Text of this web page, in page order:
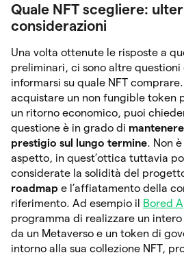
Quale NFT scegliere:
considerazioni
Una volta ottenute le risposte a
preliminari, ci sono altre
informarsi su quale NFT
acquistare un non fungible token
un ritorno economico, puoi
questione è in grado di
prestigio sul lungo termine. Non
aspetto, in quest’ottica tuttavia
considerate la solidità del
roadmap e l’affiatamento della
riferimento. Ad esempio il
Bored
programma di realizzare un
da un Metaverso e un token di
intorno alla sua collezione NFT,